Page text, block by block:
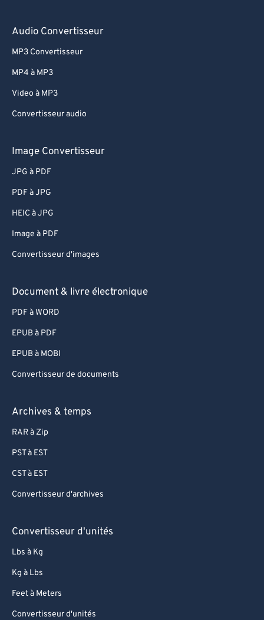
Audio Convertisseur
MP3 Convertisseur
MP4 à MP3
Video à MP3
Convertisseur audio
Image Convertisseur
JPG à PDF
PDF à JPG
HEIC à JPG
Image à PDF
Convertisseur d'images
Document & livre électronique
PDF à WORD
EPUB à PDF
EPUB à MOBI
Convertisseur de documents
Archives & temps
RAR à Zip
PST à EST
CST à EST
Convertisseur d'archives
Convertisseur d'unités
Lbs à Kg
Kg à Lbs
Feet à Meters
Convertisseur d'unités